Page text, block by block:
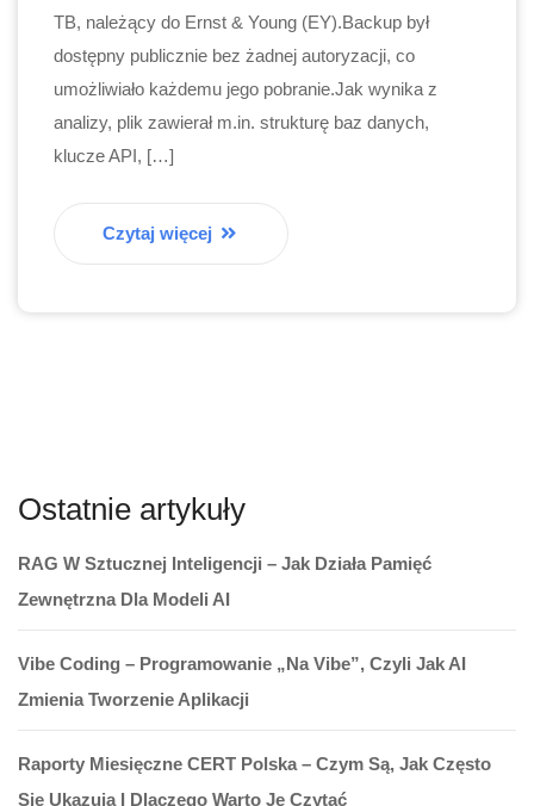
TB, należący do Ernst & Young (EY).Backup był
dostępny publicznie bez żadnej autoryzacji, co
umożliwiało każdemu jego pobranie.Jak wynika z
analizy, plik zawierał m.in. strukturę baz danych,
klucze API, […]
Czytaj więcej
Ostatnie artykuły
RAG W Sztucznej Inteligencji – Jak Działa Pamięć
Zewnętrzna Dla Modeli AI
Vibe Coding – Programowanie „na Vibe”, Czyli Jak AI
Zmienia Tworzenie Aplikacji
Raporty Miesięczne CERT Polska – Czym Są, Jak Często
Się Ukazują I Dlaczego Warto Je Czytać